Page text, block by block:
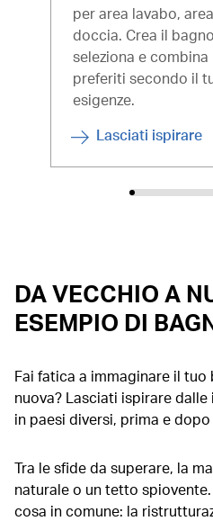
per area lavabo,
doccia. Crea il
seleziona e
preferiti secondo il
esigenze.
Lasciati ispirare
DA VECCHIO A
ESEMPIO DI
Fai fatica a immaginare il
nuova? Lasciati ispirare
in paesi diversi, prima e
Tra le sfide da superare, la
naturale o un tetto
cosa in comune: la